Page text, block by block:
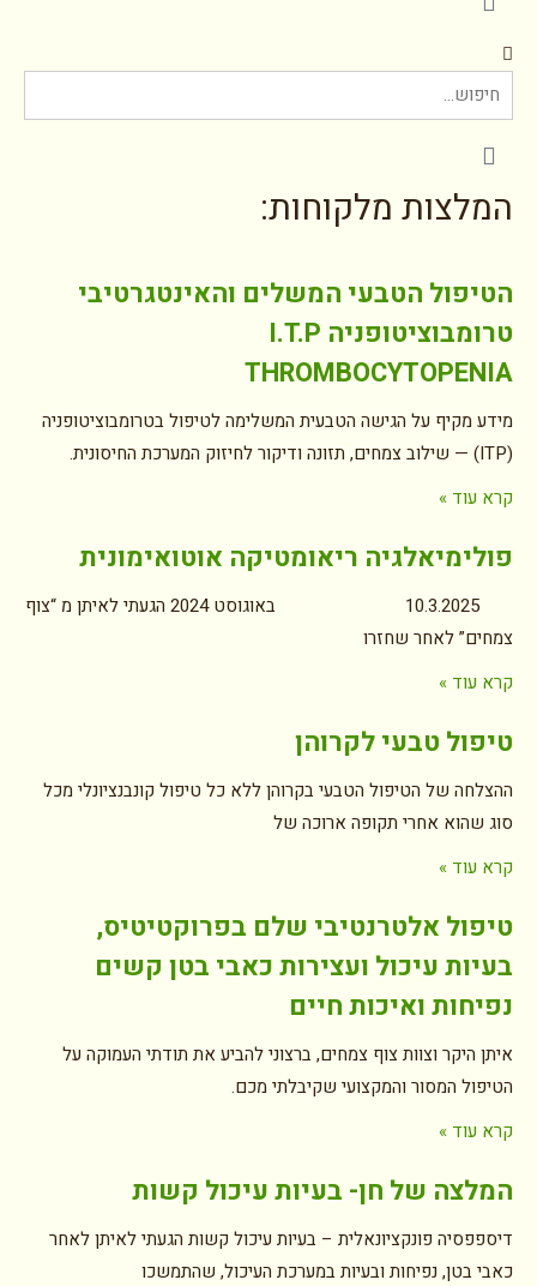
המלצות מלקוחות:
הטיפול הטבעי המשלים והאינטגרטיבי
טרומבוציטופניה I.T.P
THROMBOCYTOPENIA
מידע מקיף על הגישה הטבעית המשלימה לטיפול בטרומבוציטופניה
(ITP) — שילוב צמחים, תזונה ודיקור לחיזוק המערכת החיסונית.
קרא עוד »
פולימיאלגיה ריאומטיקה אוטואימונית
10.3.2025 באוגוסט 2024 הגעתי לאיתן מ “צוף
צמחים” לאחר שחזרו
קרא עוד »
טיפול טבעי לקרוהן
ההצלחה של הטיפול הטבעי בקרוהן ללא כל טיפול קונבנציונלי מכל
סוג שהוא אחרי תקופה ארוכה של
קרא עוד »
טיפול אלטרנטיבי שלם בפרוקטיטיס,
בעיות עיכול ועצירות כאבי בטן קשים
נפיחות ואיכות חיים
איתן היקר וצוות צוף צמחים, ברצוני להביע את תודתי העמוקה על
הטיפול המסור והמקצועי שקיבלתי מכם.
קרא עוד »
המלצה של חן- בעיות עיכול קשות
דיספפסיה פונקציונאלית – בעיות עיכול קשות הגעתי לאיתן לאחר
כאבי בטן, נפיחות ובעיות במערכת העיכול, שהתמשכו